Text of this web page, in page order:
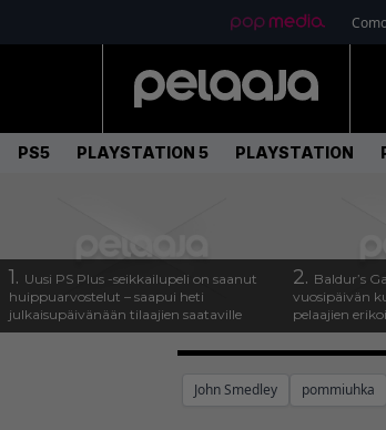
PS5 PLAYSTATION 5 PLAYSTATION
1. Uusi PS Plus -seikkailupeli on saanut
huippuarvostelut – saapui heti
julkaisupäivänään tilaajien saataville
2. Baldur’s
vuosipäivän
pelaajien
John Smedley pommiuhka